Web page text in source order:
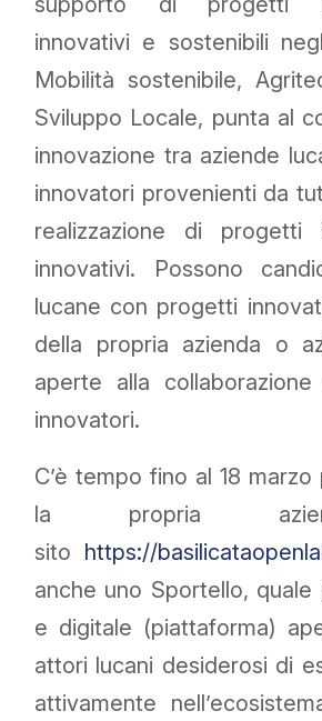
innovativi e sostenibili
Mobilità sostenibile,
Sviluppo Locale, punta al
innovazione tra aziende
innovatori provenienti da
realizzazione di progetti
innovativi. Possono
lucane con progetti
della propria azienda o
aperte alla
innovatori.
C’è tempo fino al 18
la propria
sito https://
anche uno Sportello, quale
e digitale (piattaforma)
attori lucani desiderosi di
attivamente